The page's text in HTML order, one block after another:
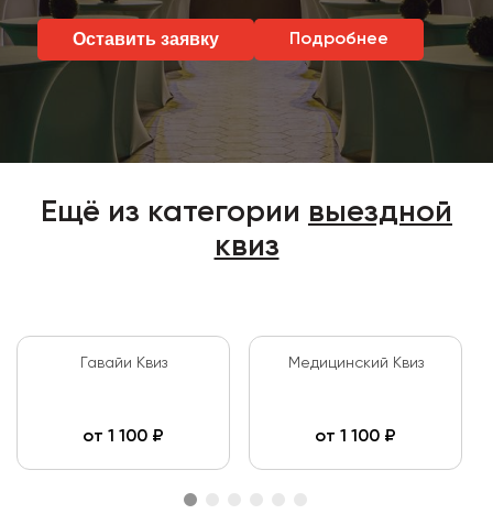
Оставить заявку Подробнее
Ещё из категории выездной
квиз
Гавайи Квиз
от 1 100 ₽
Медицинский Квиз
от 1 100 ₽